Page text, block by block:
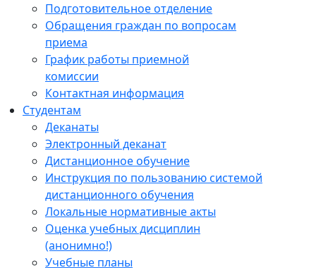
Подготовительное отделение
Обращения граждан по вопросам
приема
График работы приемной
комиссии
Контактная информация
Студентам
Деканаты
Электронный деканат
Дистанционное обучение
Инструкция по пользованию системой
дистанционного обучения
Локальные нормативные акты
Оценка учебных дисциплин
(анонимно!)
Учебные планы